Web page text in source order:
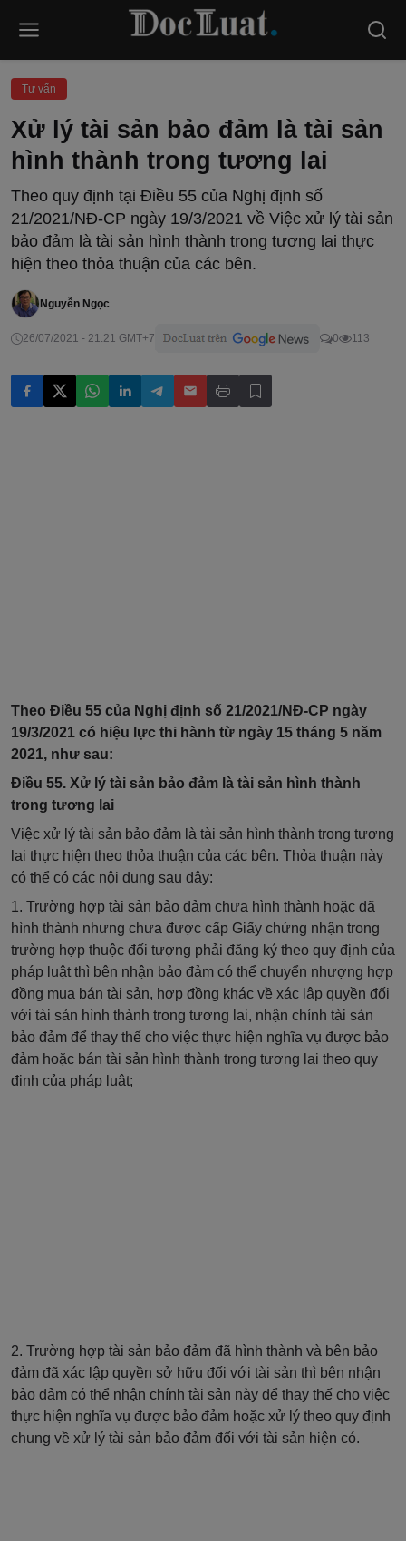
Tư vấn
Xử lý tài sản bảo đảm là tài sản
hình thành trong tương lai
Theo quy định tại Điều 55 của Nghị định số
21/2021/NĐ-CP ngày 19/3/2021 về Việc xử lý tài sản
bảo đảm là tài sản hình thành trong tương lai thực
hiện theo thỏa thuận của các bên.
Nguyễn Ngọc
26/07/2021 - 21:21 GMT+7 0 113
Theo Điều 55 của Nghị định số 21/2021/NĐ-CP ngày
19/3/2021 có hiệu lực thi hành từ ngày 15 tháng 5 năm
2021, như sau:
Điều 55. Xử lý tài sản bảo đảm là tài sản hình thành
trong tương lai
Việc xử lý tài sản bảo đảm là tài sản hình thành trong tương
lai thực hiện theo thỏa thuận của các bên. Thỏa thuận này
có thể có các nội dung sau đây:
1. Trường hợp tài sản bảo đảm chưa hình thành hoặc đã
hình thành nhưng chưa được cấp Giấy chứng nhận trong
trường hợp thuộc đối tượng phải đăng ký theo quy định của
pháp luật thì bên nhận bảo đảm có thể chuyển nhượng hợp
đồng mua bán tài sản, hợp đồng khác về xác lập quyền đối
với tài sản hình thành trong tương lai, nhận chính tài sản
bảo đảm để thay thế cho việc thực hiện nghĩa vụ được bảo
đảm hoặc bán tài sản hình thành trong tương lai theo quy
định của pháp luật;
2. Trường hợp tài sản bảo đảm đã hình thành và bên bảo
đảm đã xác lập quyền sở hữu đối với tài sản thì bên nhận
bảo đảm có thể nhận chính tài sản này để thay thế cho việc
thực hiện nghĩa vụ được bảo đảm hoặc xử lý theo quy định
chung về xử lý tài sản bảo đảm đối với tài sản hiện có.